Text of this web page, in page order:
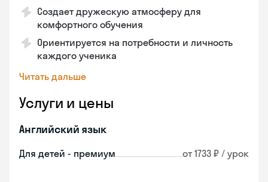
Создает дружескую атмосферу для
комфортного обучения
Ориентируется на потребности и личность
каждого ученика
Читать дальше
Услуги и цены
Английский язык
Для детей - премиум от 1733 ₽ / урок